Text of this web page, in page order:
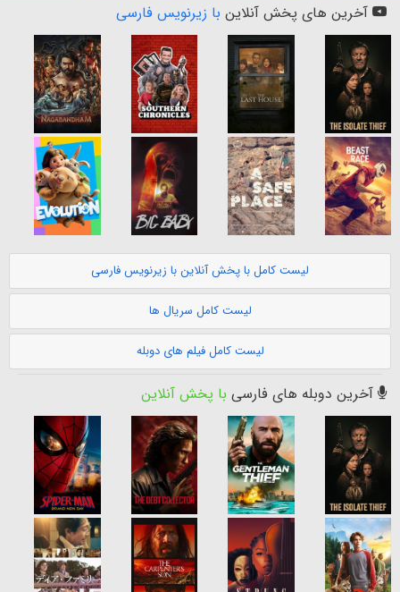
آخرین های پخش آنلاین با زیرنویس فارسی
لیست کامل با پخش آنلاین با زیرنویس فارسی
لیست کامل سریال ها
لیست کامل فیلم های دوبله
آخرین دوبله های فارسی با پخش آنلاین